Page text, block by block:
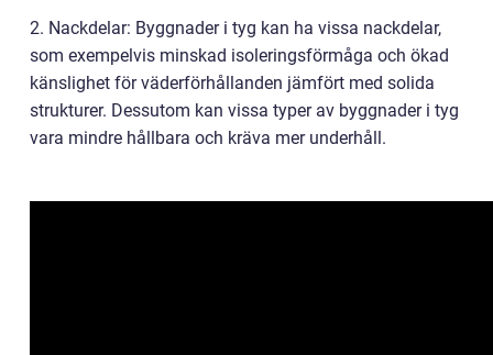
2. Nackdelar: Byggnader i tyg kan ha vissa nackdelar,
som exempelvis minskad isoleringsförmåga och ökad
känslighet för väderförhållanden jämfört med solida
strukturer. Dessutom kan vissa typer av byggnader i tyg
vara mindre hållbara och kräva mer underhåll.